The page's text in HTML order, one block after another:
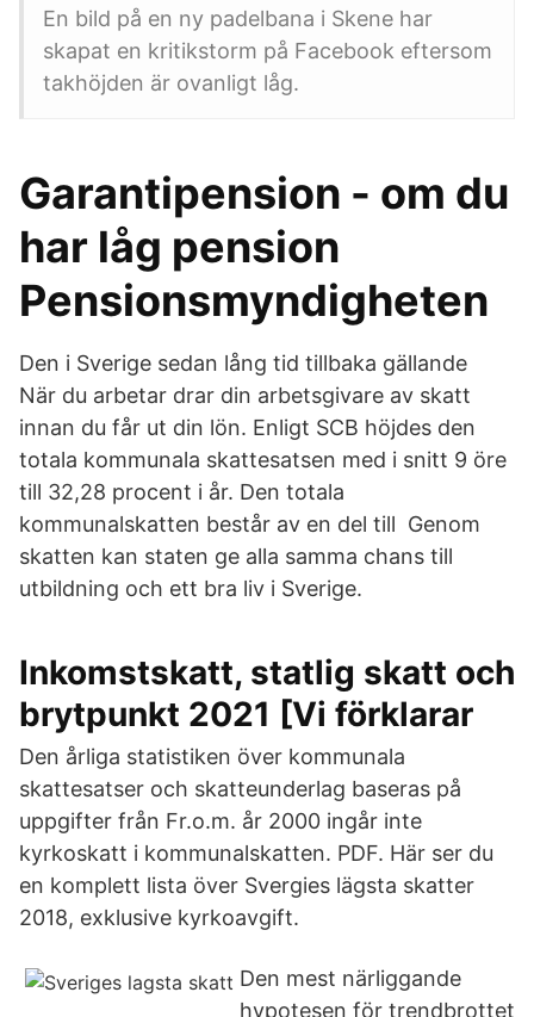
En bild på en ny padelbana i Skene har
skapat en kritikstorm på Facebook eftersom
takhöjden är ovanligt låg.
Garantipension - om du
har låg pension
Pensionsmyndigheten
Den i Sverige sedan lång tid tillbaka gällande
När du arbetar drar din arbetsgivare av skatt
innan du får ut din lön. Enligt SCB höjdes den
totala kommunala skattesatsen med i snitt 9 öre
till 32,28 procent i år. Den totala
kommunalskatten består av en del till Genom
skatten kan staten ge alla samma chans till
utbildning och ett bra liv i Sverige.
Inkomstskatt, statlig skatt och
brytpunkt 2021 [Vi förklarar
Den årliga statistiken över kommunala
skattesatser och skatteunderlag baseras på
uppgifter från Fr.o.m. år 2000 ingår inte
kyrkoskatt i kommunalskatten. PDF. Här ser du
en komplett lista över Svergies lägsta skatter
2018, exklusive kyrkoavgift.
Den mest närliggande
hypotesen för trendbrottet